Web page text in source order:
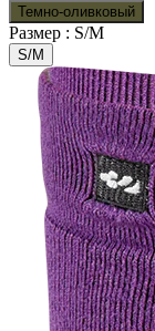
Темно-оливковый
Размер : S/M
S/M